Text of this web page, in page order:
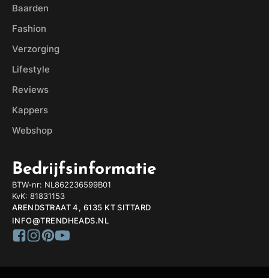
Baarden
Fashion
Verzorging
Lifestyle
Reviews
Kappers
Webshop
Bedrijfsinformatie
BTW-nr: NL862236599B01
KvK: 81831153
ARENDSTRAAT 4, 6135 KT SITTARD
INFO@TRENDHEADS.NL